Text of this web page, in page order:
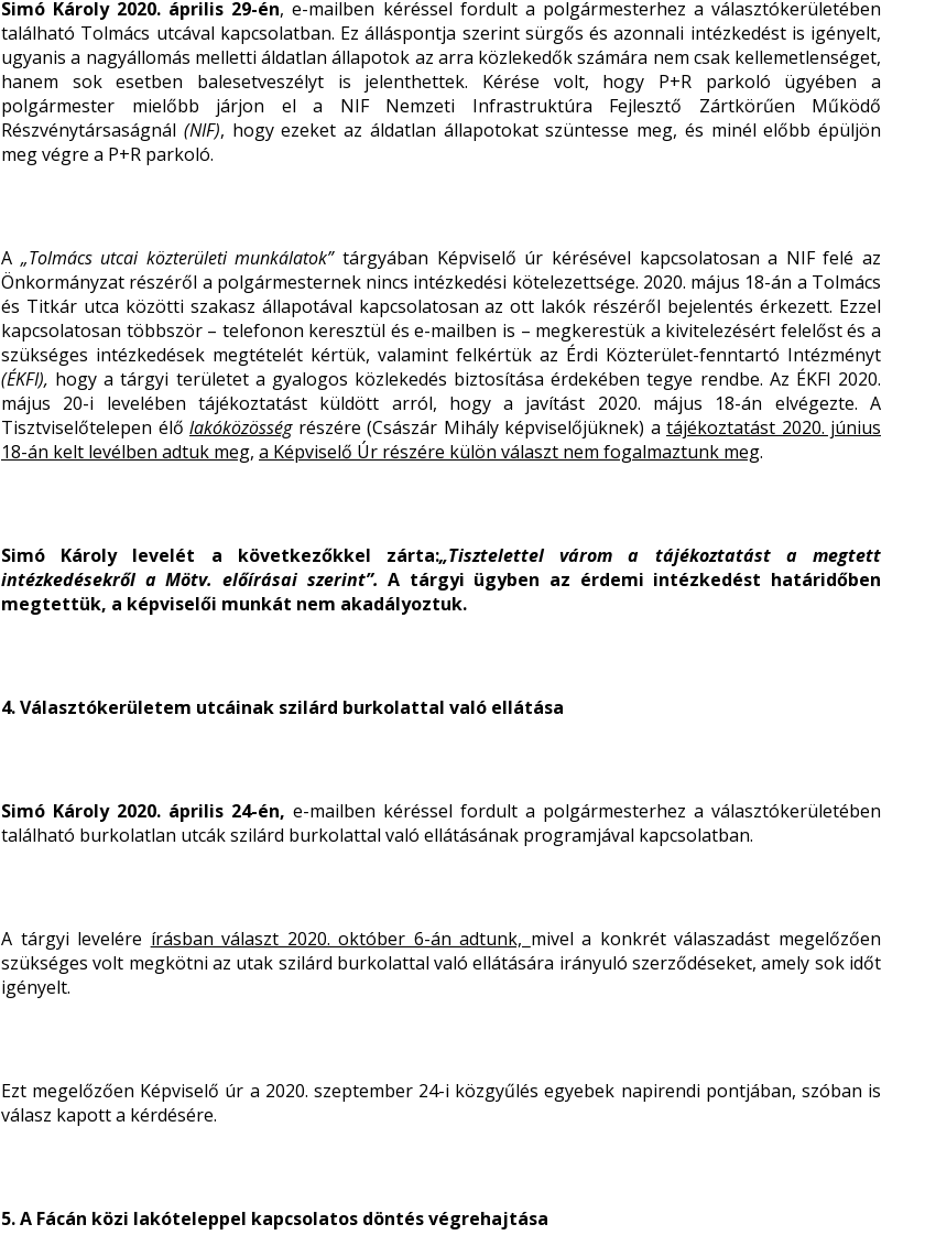
Simó Károly 2020. április 29-én, e-mailben kéréssel fordult a polgármesterhez a választókerületében
található Tolmács utcával kapcsolatban. Ez álláspontja szerint sürgős és azonnali intézkedést is igényelt,
ugyanis a nagyállomás melletti áldatlan állapotok az arra közlekedők számára nem csak kellemetlenséget,
hanem sok esetben balesetveszélyt is jelenthettek. Kérése volt, hogy P+R parkoló ügyében a
polgármester mielőbb járjon el a NIF Nemzeti Infrastruktúra Fejlesztő Zártkörűen Működő
Részvénytársaságnál (NIF), hogy ezeket az áldatlan állapotokat szüntesse meg, és minél előbb épüljön
meg végre a P+R parkoló.
A „Tolmács utcai közterületi munkálatok”tárgyában Képviselő úr kérésével kapcsolatosan a NIF felé az
Önkormányzat részéről a polgármesternek nincs intézkedési kötelezettsége. 2020. május 18-án a Tolmács
és Titkár utca közötti szakasz állapotával kapcsolatosan az ott lakók részéről bejelentés érkezett. Ezzel
kapcsolatosan többször – telefonon keresztül és e-mailben is – megkerestük a kivitelezésért felelőst és a
szükséges intézkedések megtételét kértük, valamint felkértük az Érdi Közterület-fenntartó Intézményt
(ÉKFI), hogy a tárgyi területet a gyalogos közlekedés biztosítása érdekében tegye rendbe. Az ÉKFI 2020.
május 20-i levelében tájékoztatást küldött arról, hogy a javítást 2020. május 18-án elvégezte. A
Tisztviselőtelepen élő lakóközösségrészére (Császár Mihály képviselőjüknek) a tájékoztatást 2020. június
18-án kelt levélben adtuk meg, a Képviselő Úr részére külön választ nem fogalmaztunk meg.
Simó Károly levelét a következőkkel zárta:„Tisztelettel várom a tájékoztatást a megtett
intézkedésekről a Mötv. előírásai szerint”. A tárgyi ügyben az érdemi intézkedést határidőben
megtettük, a képviselői munkát nem akadályoztuk.
4. Választókerületem utcáinak szilárd burkolattal való ellátása
Simó Károly 2020. április 24-én, e-mailben kéréssel fordult a polgármesterhez a választókerületében
található burkolatlan utcák szilárd burkolattal való ellátásának programjával kapcsolatban.
A tárgyi levelére írásban választ 2020. október 6-án adtunk, mivel a konkrét válaszadást megelőzően
szükséges volt megkötni az utak szilárd burkolattal való ellátására irányuló szerződéseket, amely sok időt
igényelt.
Ezt megelőzően Képviselő úr a 2020. szeptember 24-i közgyűlés egyebek napirendi pontjában, szóban is
válasz kapott a kérdésére.
5. A Fácán közi lakóteleppel kapcsolatos döntés végrehajtása